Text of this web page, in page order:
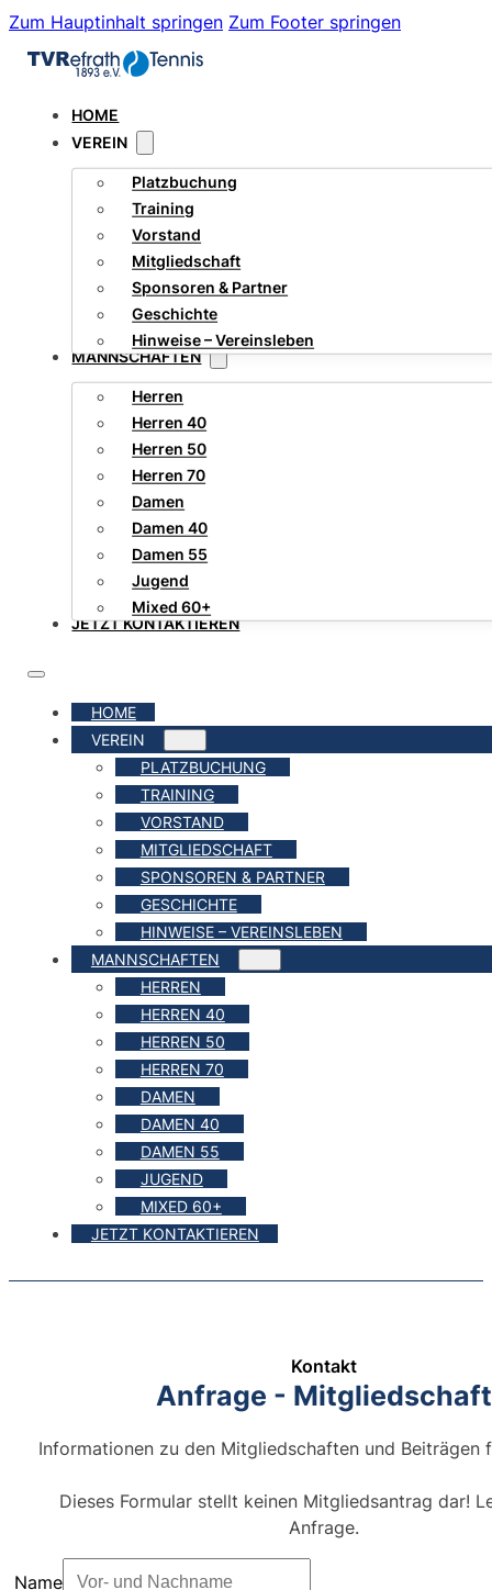
Zum Hauptinhalt springen Zum Footer springen
HOME
VEREIN
Platzbuchung
Training
Vorstand
Mitgliedschaft
Sponsoren & Partner
Geschichte
Hinweise – Vereinsleben
MANNSCHAFTEN
Herren
Herren 40
Herren 50
Herren 70
Damen
Damen 40
Damen 55
Jugend
Mixed 60+
JETZT KONTAKTIEREN
HOME
VEREIN
PLATZBUCHUNG
TRAINING
VORSTAND
MITGLIEDSCHAFT
SPONSOREN & PARTNER
GESCHICHTE
HINWEISE – VEREINSLEBEN
MANNSCHAFTEN
HERREN
HERREN 40
HERREN 50
HERREN 70
DAMEN
DAMEN 40
DAMEN 55
JUGEND
MIXED 60+
JETZT KONTAKTIEREN
Kontakt
Anfrage - Mitgliedschaft
Informationen zu den Mitgliedschaften und
Dieses Formular stellt keinen Mitgliedsantrag dar!
Anfrage.
Name